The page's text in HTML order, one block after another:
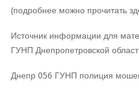
(подробнее можно прочитать
Источник информации для
ГУНП Днепропетровской
Днепр 056 ГУНП полиция